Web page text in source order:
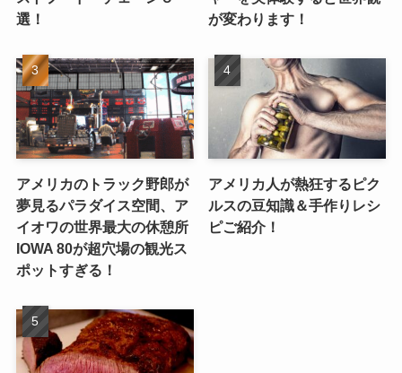
選！
が変わります！
アメリカのトラック野郎が
夢見るパラダイス空間、ア
イオワの世界最大の休憩所
IOWA 80が超穴場の観光ス
ポットすぎる！
アメリカ人が熱狂するピク
ルスの豆知識＆手作りレシ
ピご紹介！